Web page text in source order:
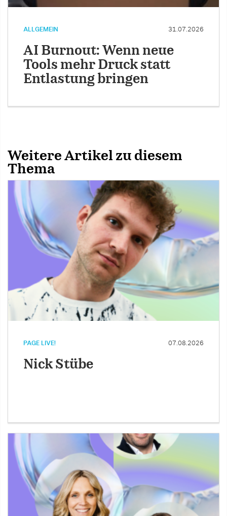
ALLGEMEIN 31.07.2026
AI Burnout: Wenn neue
Tools mehr Druck statt
Entlastung bringen
Weitere Artikel zu diesem
Thema
PAGE LIVE! 07.08.2026
Nick Stübe